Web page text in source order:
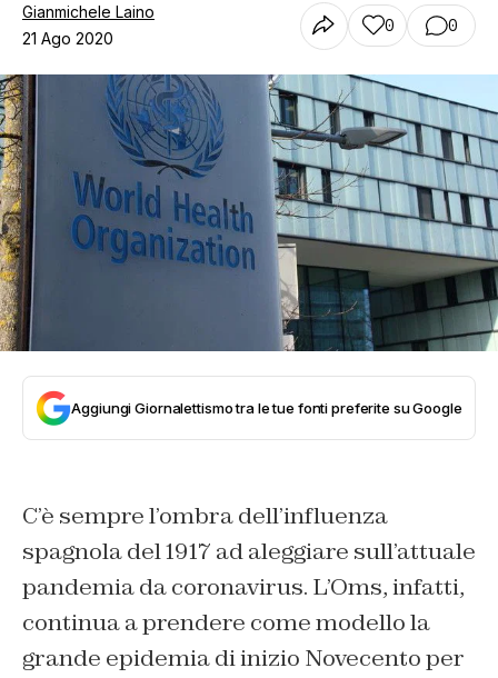
Gianmichele Laino
21 Ago 2020
0 0
Aggiungi Giornalettismo tra le tue fonti preferite su Google
C’è sempre l’ombra dell’influenza
spagnola del 1917 ad aleggiare sull’attuale
pandemia da coronavirus. L’Oms, infatti,
continua a prendere come modello la
grande epidemia di inizio Novecento per